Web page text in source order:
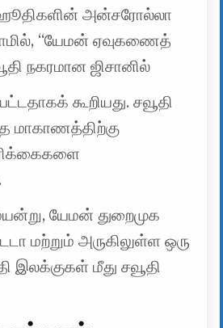
அன்சரோல்லா
“யேமன் ஏவுகணைத்
நகரமான ஜிசானில்
கூறியது. சவூதி
மாகாணத்திற்கு
யேமன் துறைமுக
மற்றும் அருகிலுள்ள ஒரு
இலக்குகள் மீது சவூதி